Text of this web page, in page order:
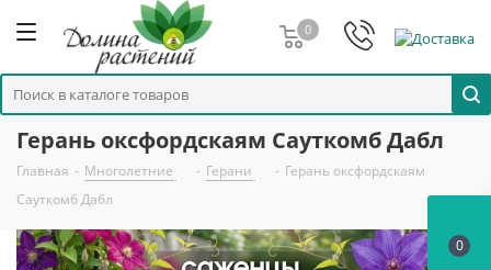
0
Герань оксфордскаям Сауткомб Дабл
Главная - Многолетние - Герани - Герань оксфордскаям
Сауткомб Дабл
0